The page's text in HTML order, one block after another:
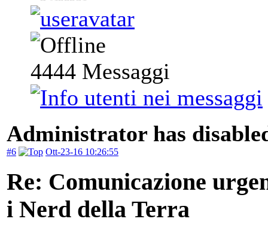
4444 Messaggi
Administrator has
#6 Ott-23-16 10:26:55
Re: Comunicazione
i Nerd della Terra